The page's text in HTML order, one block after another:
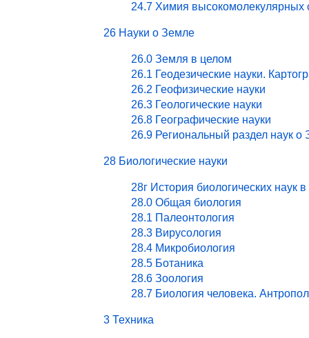
24.7 Химия высокомолекулярных
26 Науки о Земле
26.0 Земля в целом
26.1 Геодезические науки.
26.2 Геофизические науки
26.3 Геологические науки
26.8 Географические науки
26.9 Региональный раздел наук о
28 Биологические науки
28г История биологических наук
28.0 Общая биология
28.1 Палеонтология
28.3 Вирусология
28.4 Микробиология
28.5 Ботаника
28.6 Зоология
28.7 Биология человека.
3 Техника